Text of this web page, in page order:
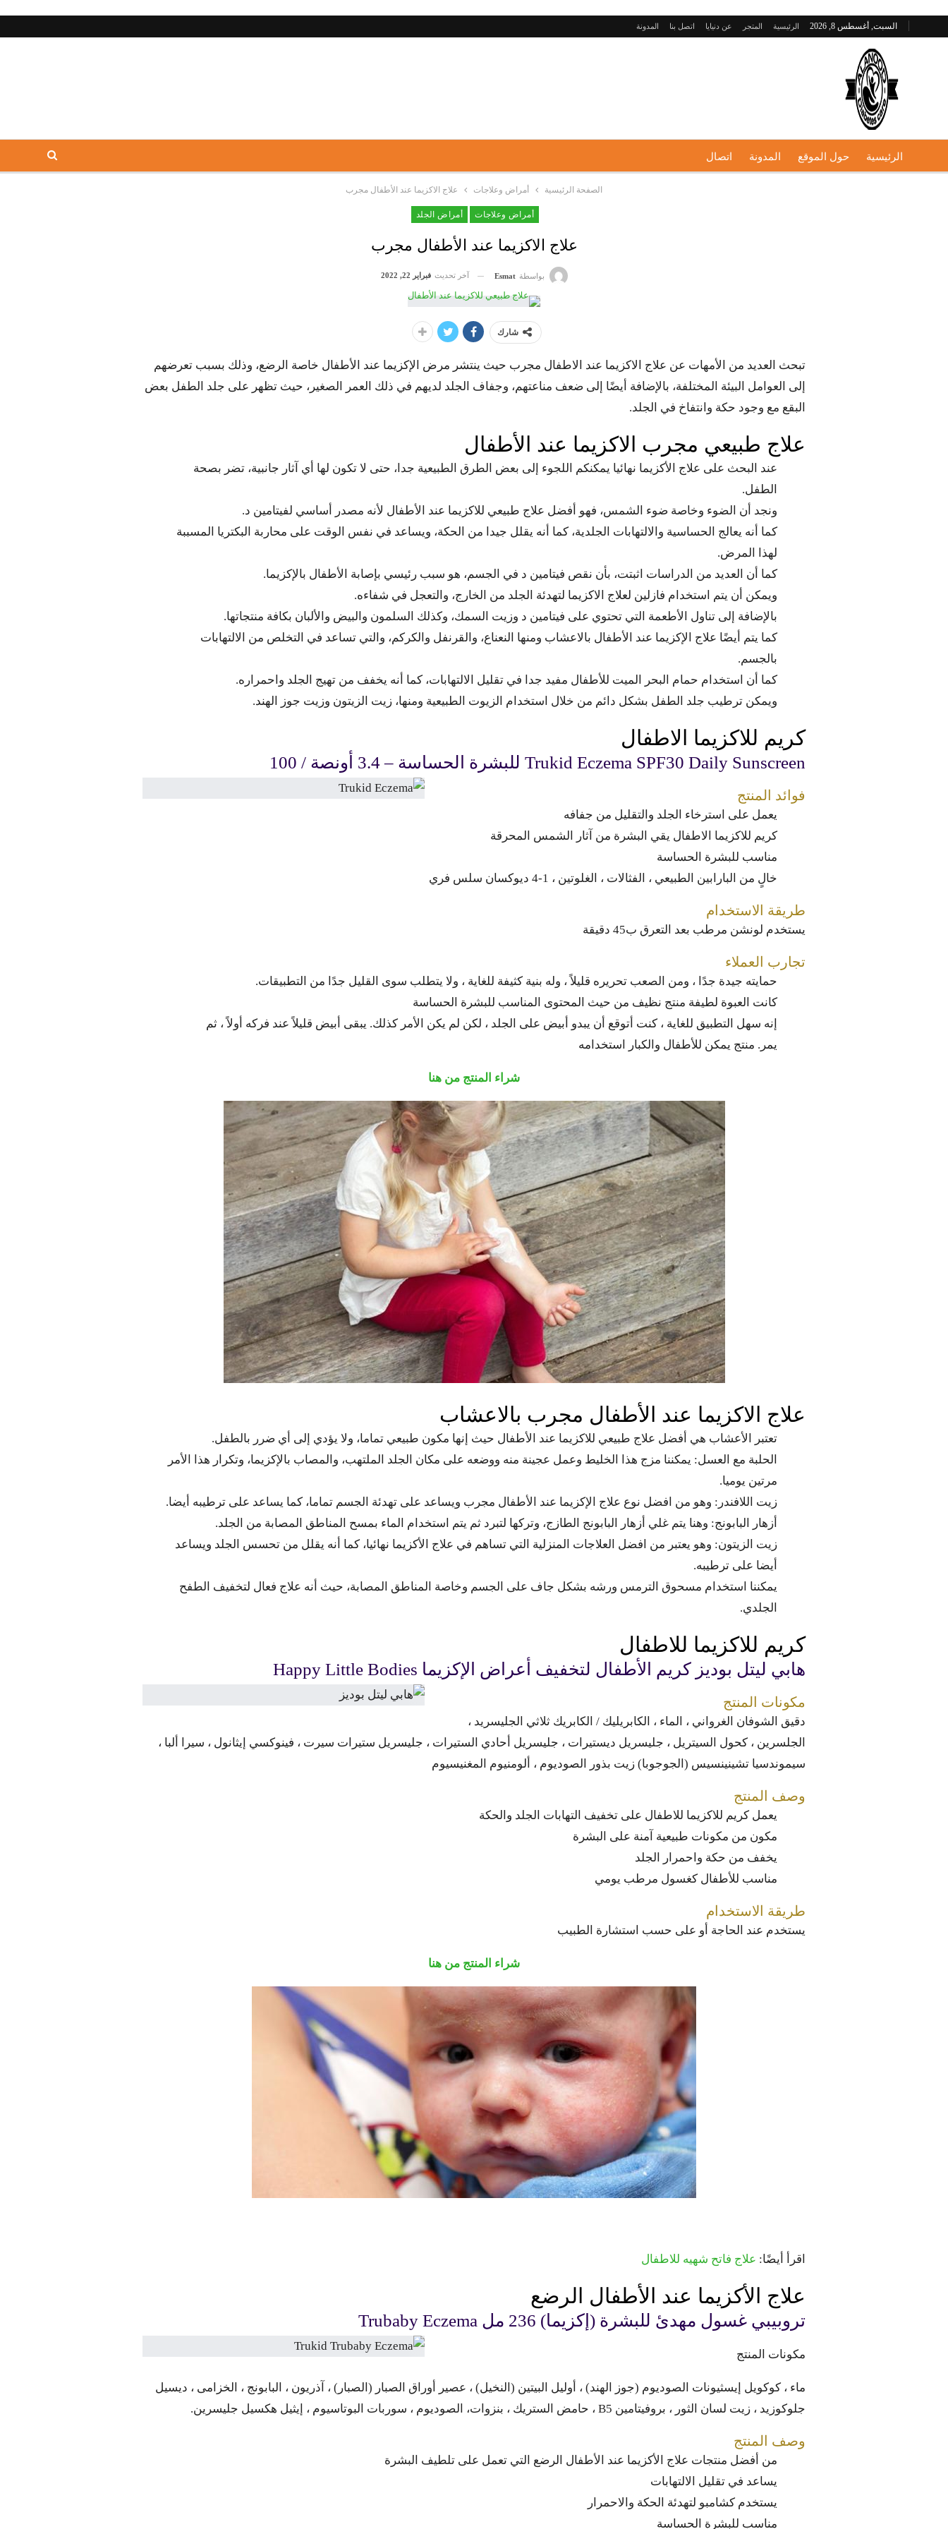
السبت, أغسطس 8, 2026 الرئيسية المتجر عن دنيايا اتصل بنا المدونة
الرئيسية حول الموقع المدونة اتصال
الصفحة الرئيسية أمراض وعلاجات علاج الاكزيما عند الأطفال مجرب
أمراض وعلاجات أمراض الجلد
علاج الاكزيما عند الأطفال مجرب
بواسطة Esmat آخر تحديث فبراير 22, 2022
شارك
تبحث العديد من الأمهات عن علاج الاكزيما عند الاطفال مجرب حيث ينتشر مرض الإكزيما عند الأطفال خاصة الرضع، وذلك بسبب تعرضهم
إلى العوامل البيئة المختلفة، بالإضافة أيضًا إلى ضعف مناعتهم، وجفاف الجلد لديهم في ذلك العمر الصغير، حيث تظهر على جلد الطفل بعض
البقع مع وجود حكة وانتفاخ في الجلد.
علاج طبيعي مجرب الاكزيما عند الأطفال
عند البحث على علاج الأكزيما نهائيا يمكنكم اللجوء إلى بعض الطرق الطبيعية جدا، حتى لا تكون لها أي آثار جانبية، تضر بصحة
الطفل.
ونجد أن الضوء وخاصة ضوء الشمس، فهو أفضل علاج طبيعي للاكزيما عند الأطفال لأنه مصدر أساسي لفيتامين د.
كما أنه يعالج الحساسية والالتهابات الجلدية، كما أنه يقلل جيدا من الحكة، ويساعد في نفس الوقت على محاربة البكتريا المسببة
لهذا المرض.
كما أن العديد من الدراسات اثبتت، بأن نقص فيتامين د في الجسم، هو سبب رئيسي بإصابة الأطفال بالإكزيما.
ويمكن أن يتم استخدام فازلين لعلاج الاكزيما لتهدئة الجلد من الخارج، والتعجل في شفاءه.
بالإضافة إلى تناول الأطعمة التي تحتوي على فيتامين د وزيت السمك، وكذلك السلمون والبيض والألبان بكافة منتجاتها.
كما يتم أيضًا علاج الإكزيما عند الأطفال بالاعشاب ومنها النعناع، والقرنفل والكركم، والتي تساعد في التخلص من الالتهابات
بالجسم.
كما أن استخدام حمام البحر الميت للأطفال مفيد جدا في تقليل الالتهابات، كما أنه يخفف من تهيج الجلد واحمراره.
ويمكن ترطيب جلد الطفل بشكل دائم من خلال استخدام الزيوت الطبيعية ومنها، زيت الزيتون وزيت جوز الهند.
كريم للاكزيما الاطفال
Trukid Eczema SPF30 Daily Sunscreen للبشرة الحساسة – 3.4 أونصة / 100
فوائد المنتج
يعمل على استرخاء الجلد والتقليل من جفافه
كريم للاكزيما الاطفال يقي البشرة من آثار الشمس المحرقة
مناسب للبشرة الحساسة
خالٍ من البارابين الطبيعي ، الفثالات ، الغلوتين ، 1-4 ديوكسان سلس فري
طريقة الاستخدام
يستخدم لونشن مرطب بعد التعرق ب45 دقيقة
تجارب العملاء
حمايته جيدة جدًا ، ومن الصعب تحريره قليلاً ، وله بنية كثيفة للغاية ، ولا يتطلب سوى القليل جدًا من التطبيقات.
كانت العبوة لطيفة منتج نظيف من حيث المحتوى المناسب للبشرة الحساسة
إنه سهل التطبيق للغاية ، كنت أتوقع أن يبدو أبيض على الجلد ، لكن لم يكن الأمر كذلك. يبقى أبيض قليلاً عند فركه أولاً ، ثم
يمر. منتج يمكن للأطفال والكبار استخدامه
شراء المنتج من هنا
علاج الاكزيما عند الأطفال مجرب بالاعشاب
تعتبر الأعشاب هي أفضل علاج طبيعي للاكزيما عند الأطفال حيث إنها مكون طبيعي تماما، ولا يؤدي إلى أي ضرر بالطفل.
الحلبة مع العسل: يمكننا مزج هذا الخليط وعمل عجينة منه ووضعه على مكان الجلد الملتهب، والمصاب بالإكزيما، وتكرار هذا الأمر
مرتين يوميا.
زيت اللافندر: وهو من افضل نوع علاج الإكزيما عند الأطفال مجرب ويساعد على تهدئة الجسم تماما، كما يساعد على ترطيبه أيضا.
أزهار البابونج: وهنا يتم غلي أزهار البابونج الطازج، وتركها لتبرد ثم يتم استخدام الماء بمسح المناطق المصابة من الجلد.
زيت الزيتون: وهو يعتبر من افضل العلاجات المنزلية التي تساهم في علاج الأكزيما نهائيا، كما أنه يقلل من تحسس الجلد ويساعد
أيضا على ترطيبه.
يمكننا استخدام مسحوق الترمس ورشه بشكل جاف على الجسم وخاصة المناطق المصابة، حيث أنه علاج فعال لتخفيف الطفح
الجلدي.
كريم للاكزيما للاطفال
هابي ليتل بوديز كريم الأطفال لتخفيف أعراض الإكزيما Happy Little Bodies
مكونات المنتج
دقيق الشوفان الغرواني ، الماء ، الكابريليك / الكابريك ثلاثي الجليسريد ،
الجلسرين ، كحول السيتريل ، جليسريل ديستيرات ، جليسريل أحادي الستيرات ، جليسريل ستيرات سيرت ، فينوكسي إيثانول ، سيرا ألبا ،
سيموندسيا تشينينسيس (الجوجوبا) زيت بذور الصوديوم ، ألومنيوم المغنيسيوم
وصف المنتج
يعمل كريم للاكزيما للاطفال على تخفيف التهابات الجلد والحكة
مكون من مكونات طبيعية آمنة على البشرة
يخفف من حكة واحمرار الجلد
مناسب للأطفال كغسول مرطب يومي
طريقة الاستخدام
يستخدم عند الحاجة أو على حسب استشارة الطبيب
شراء المنتج من هنا
اقرأ أيضًا: علاج فاتح شهيه للاطفال
علاج الأكزيما عند الأطفال الرضع
تروبيبي غسول مهدئ للبشرة (إكزيما) 236 مل Trubaby Eczema
مكونات المنتج
ماء ، كوكويل إيسثيونات الصوديوم (جوز الهند) ، أوليل البيتين (النخيل) ، عصير أوراق الصبار (الصبار) ، آذريون ، البابونج ، الخزامى ، ديسيل
جلوكوزيد ، زيت لسان الثور ، بروفيتامين B5 ، حامض الستريك ، بنزوات، الصوديوم ، سوربات البوتاسيوم ، إيثيل هكسيل جليسرين.
وصف المنتج
من أفضل منتجات علاج الأكزيما عند الأطفال الرضع التي تعمل على تلطيف البشرة
يساعد في تقليل الالتهابات
يستخدم كشامبو لتهدئة الحكة والاحمرار
مناسب للبشرة الحساسة